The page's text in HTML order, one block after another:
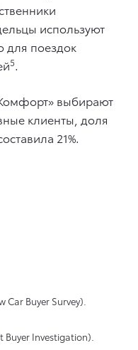
используют
для поездок
5.
выбирают
клиенты, доля
21%.
Buyer Survey).
Investigation).